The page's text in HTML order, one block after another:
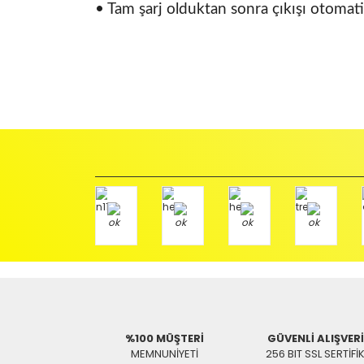
• Tam şarj olduktan sonra çıkışı
gerekir.
ödemeli olarak göndermenizi rica ederiz.
Antenci Elektronik San.Tic.Ltd.Şti.
Adres : Akıncılar Mh. Pancar Arkası Sk. No:10/B2 KARESİ /
Aras Kargo Anlaşma No : 152 294 193 1342
%100 MÜŞTERİ
MEMNUNİYETİ
GÜVENLİ
256 BIT SSL